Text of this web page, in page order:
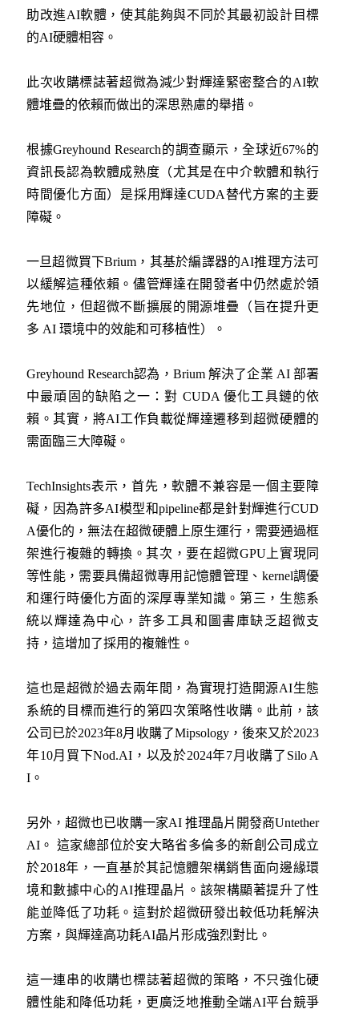
助改進AI軟體，使其能夠與不同於其最初設計目標
的AI硬體相容。
此次收購標誌著超微為減少對輝達緊密整合的AI軟
體堆疊的依賴而做出的深思熟慮的舉措。
根據Greyhound Research的調查顯示，全球近67%的
資訊長認為軟體成熟度（尤其是在中介軟體和執行
時間優化方面）是採用輝達CUDA替代方案的主要
障礙。
一旦超微買下Brium，其基於編譯器的AI推理方法可
以緩解這種依賴。儘管輝達在開發者中仍然處於領
先地位，但超微不斷擴展的開源堆疊（旨在提升更
多 AI 環境中的效能和可移植性）。
Greyhound Research認為，Brium 解決了企業 AI 部署
中最頑固的缺陷之一：對 CUDA 優化工具鏈的依
賴。其實，將AI工作負載從輝達遷移到超微硬體的
需面臨三大障礙。
TechInsights表示，首先，軟體不兼容是一個主要障
礙，因為許多AI模型和pipeline都是針對輝進行CUD
A優化的，無法在超微硬體上原生運行，需要通過框
架進行複雜的轉換。其次，要在超微GPU上實現同
等性能，需要具備超微專用記憶體管理、kernel調優
和運行時優化方面的深厚專業知識。第三，生態系
統以輝達為中心，許多工具和圖書庫缺乏超微支
持，這增加了採用的複雜性。
這也是超微於過去兩年間，為實現打造開源AI生態
系統的目標而進行的第四次策略性收購。此前，該
公司已於2023年8月收購了Mipsology，後來又於2023
年10月買下Nod.AI，以及於2024年7月收購了Silo A
I。
另外，超微也已收購一家AI 推理晶片開發商Untether
AI。 這家總部位於安大略省多倫多的新創公司成立
於2018年，一直基於其記憶體架構銷售面向邊緣環
境和數據中心的AI推理晶片。該架構顯著提升了性
能並降低了功耗。這對於超微研發出較低功耗解決
方案，與輝達高功耗AI晶片形成強烈對比。
這一連串的收購也標誌著超微的策略，不只強化硬
體性能和降低功耗，更廣泛地推動全端AI平台競爭